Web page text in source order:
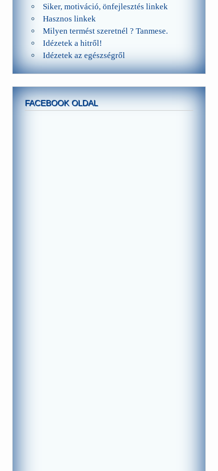
Siker, motiváció, önfejlesztés linkek
Hasznos linkek
Milyen termést szeretnél ? Tanmese.
Idézetek a hitről!
Idézetek az egészségről
FACEBOOK OLDAL